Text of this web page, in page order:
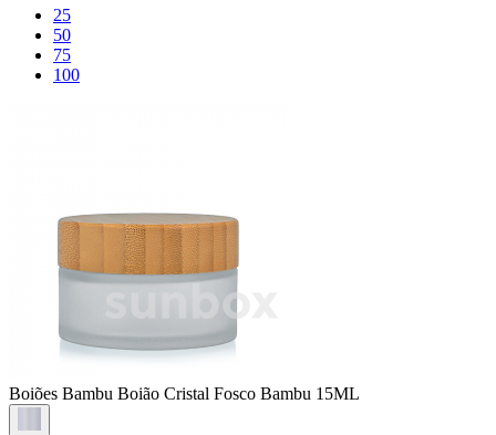
25
50
75
100
Boiões Bambu Boião Cristal Fosco Bambu 15ML